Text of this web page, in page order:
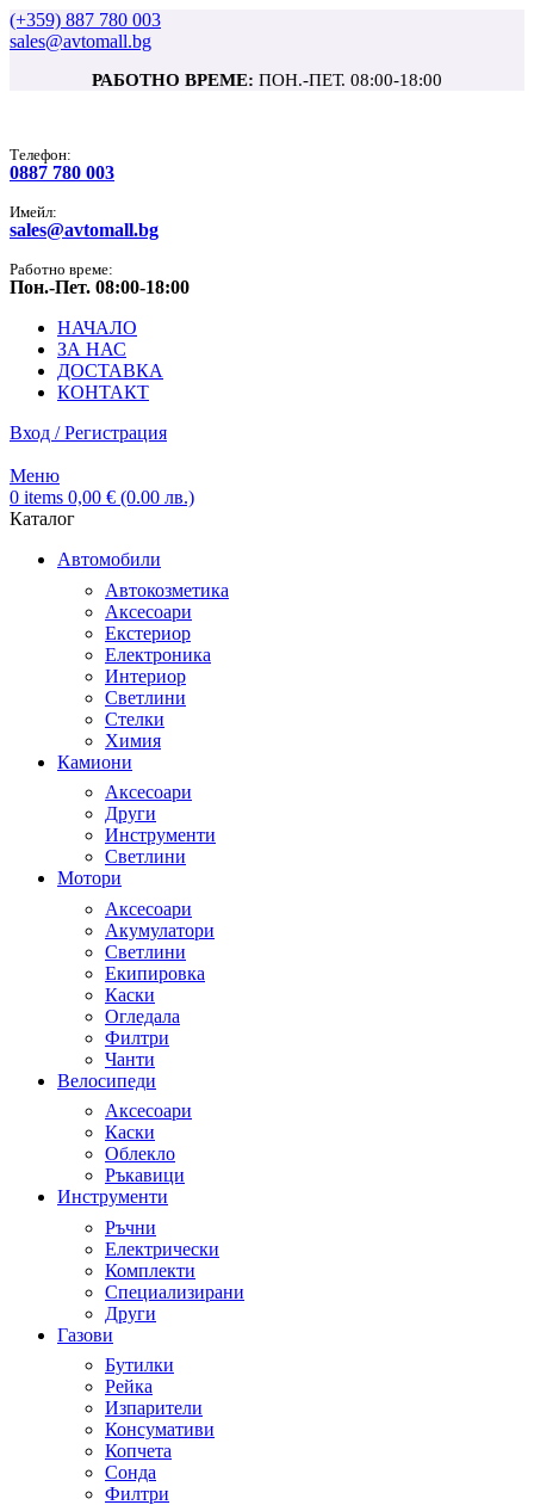
(+359) 887 780 003
sales@avtomall.bg
РАБОТНО ВРЕМЕ: ПОН.-ПЕТ. 08:00-18:00
Tелефон:
0887 780 003
Имейл:
sales@avtomall.bg
Работно време:
Пон.-Пет. 08:00-18:00
НАЧАЛО
ЗА НАС
ДОСТАВКА
КОНТАКТ
Вход / Регистрация
Меню
0 items 0,00 € (0.00 лв.)
Каталог
Автомобили
Автокозметика
Аксесоари
Екстериор
Електроника
Интериор
Светлини
Стелки
Химия
Камиони
Аксесоари
Други
Инструменти
Светлини
Мотори
Аксесоари
Акумулатори
Светлини
Екипировка
Каски
Огледала
Филтри
Чанти
Велосипеди
Аксесоари
Каски
Облекло
Ръкавици
Инструменти
Ръчни
Електрически
Комплекти
Специализирани
Други
Газови
Бутилки
Рейка
Изпарители
Консумативи
Копчета
Сонда
Филтри